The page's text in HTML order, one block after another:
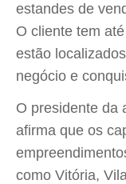
estandes de
O cliente tem
estão
negócio e
O presidente da
afirma que os
como Vitória,